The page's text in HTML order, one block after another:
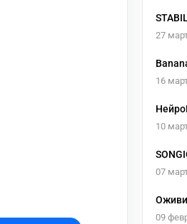
27
16
10
07
18+
09